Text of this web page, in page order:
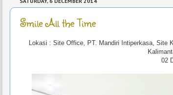
Smile All the Time
Lokasi : Site Office, PT. Mandiri Intiperkasa, Site
02